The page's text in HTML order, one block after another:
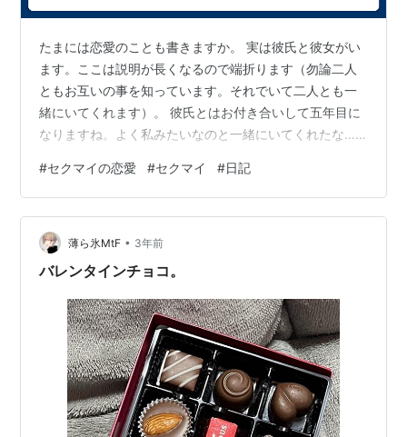
たまには恋愛のことも書きますか。 実は彼氏と彼女がい
ます。ここは説明が長くなるので端折ります（勿論二人
ともお互いの事を知っています。それでいて二人とも一
緒にいてくれます）。 彼氏とはお付き合いして五年目に
なりますね。よく私みたいなのと一緒にいてくれたな……
年目を迎えています。彼女とは一時期まで喧嘩ばかりし
てましたが、最近はあまりしないです。私も成長したの
かな？ そんな幸せな日々を送っていますが彼氏とも彼女
とも滅多に逢えません。彼氏は来月の四日に来るそうで
すが……楽しみですね。 彼女とは遠距離なので、なかな
#セクマイの恋愛 #セクマイ #日記
薄ら氷MtF • 3年前
バレンタインチョコ。